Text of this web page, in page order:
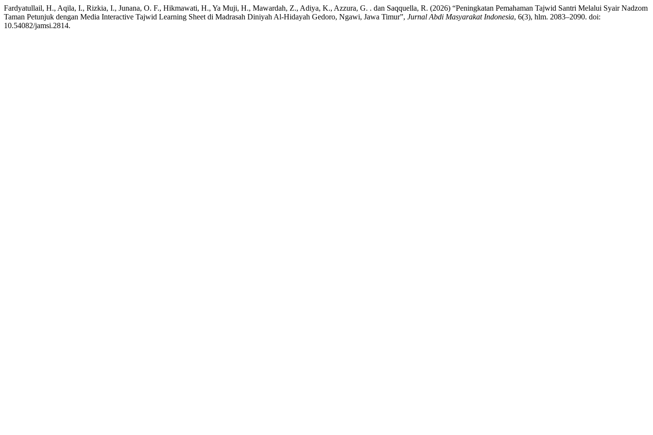
Fardyatullail, H., Aqila, I., Rizkia, I., Junana, O. F., Hikmawati, H., Ya Muji, H., Mawardah, Z., Adiya, K., Azzura, G. . dan Saqquella, R. (2026) “Peningkatan Pemahaman Tajwid Santri Melalui Syair Nadzom
Taman Petunjuk dengan Media Interactive Tajwid Learning Sheet di Madrasah Diniyah Al-Hidayah Gedoro, Ngawi, Jawa Timur”, Jurnal Abdi Masyarakat Indonesia, 6(3), hlm. 2083–2090. doi:
10.54082/jamsi.2814.